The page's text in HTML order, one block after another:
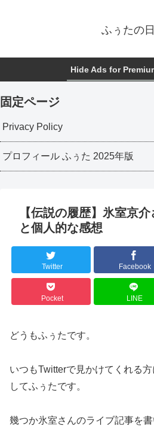
ふぅたの
Hide Ads for
固定ページ
Privacy Policy
プロフィール ふぅた 2025年版
【伝説の履歴】氷室京
と個人的な感想
Twitter Facebook
Pocket LINE
どうもふぅたです。
いつもTwitterで見かけてくれる
してふぅたです。
幾つか氷室さんのライブ記事を